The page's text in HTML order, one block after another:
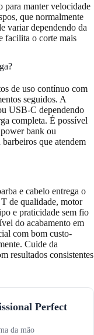
manter velocidade
que normalmente
variar dependendo da
facilita o corte mais
de uso contínuo com
seguidos. A
USB-C dependendo
completa. É possível
bank ou
que atendem
e cabelo entrega o
de qualidade, motor
e praticidade sem fio
do acabamento em
com bom custo-
Cuide da
resultados consistentes
Perfect
da mão